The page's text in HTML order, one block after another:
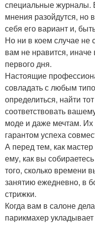
специальные журналы.
мнения разойдутся, но
себя его вариант и,
Но ни в коем случае не
вам не нравится, иначе
первого дня.
Настоящие
совладать с любым
определиться, найти
соответствовать
моде и даже мечтам.
гарантом успеха
А перед тем, как
ему, как вы
того, сколько времени
занятию ежедневно, в
стрижки.
Когда вам в салоне
парикмахер